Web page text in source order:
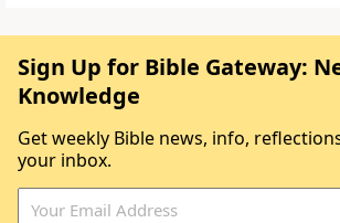
Sign Up for Bible Gateway:
Knowledge
Get weekly Bible news, info,
your inbox.